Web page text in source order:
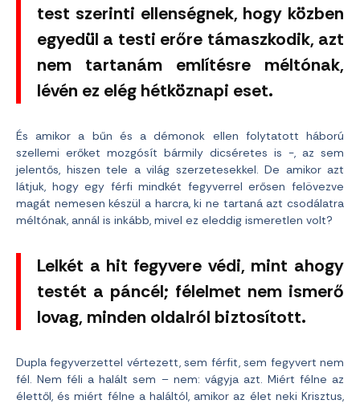
test szerinti ellenségnek, hogy közben
egyedül a testi erőre támaszkodik, azt
nem tartanám említésre méltónak,
lévén ez elég hétköznapi eset.
És amikor a bűn és a démonok ellen folytatott háború
szellemi erőket mozgósít bármily dicséretes is -, az sem
jelentős, hiszen tele a világ szerzetesekkel. De amikor azt
látjuk, hogy egy férfi mindkét fegyverrel erősen felövezve
magát nemesen készül a harcra, ki ne tartaná azt csodálatra
méltónak, annál is inkább, mivel ez eleddig ismeretlen volt?
Lelkét a hit fegyvere védi, mint ahogy
testét a páncél; félelmet nem ismerő
lovag, minden oldalról biztosított.
Dupla fegyverzettel vértezett, sem férfit, sem fegyvert nem
fél. Nem féli a halált sem – nem: vágyja azt. Miért félne az
élettől, és miért félne a haláltól, amikor az élet neki Krisztus,